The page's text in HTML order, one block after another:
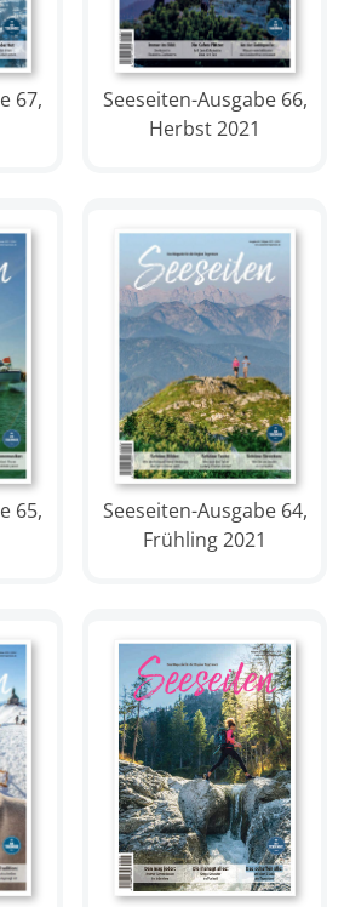
67,
Seeseiten-Ausgabe 66,
Herbst 2021
65,
Seeseiten-Ausgabe 64,
Frühling 2021